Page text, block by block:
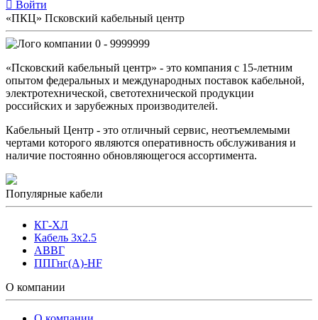
Войти
«ПКЦ» Псковский кабельный центр
0 - 9999999
«Псковский кабельный центр» - это компания с 15-летним
опытом федеральных и международных поставок кабельной,
электротехнической, светотехнической продукции
российских и зарубежных производителей.
Кабельный Центр - это отличный сервис, неотъемлемыми
чертами которого являются оперативность обслуживания и
наличие постоянно обновляющегося ассортимента.
Популярные кабели
КГ-ХЛ
Кабель 3x2.5
АВВГ
ППГнг(А)-HF
О компании